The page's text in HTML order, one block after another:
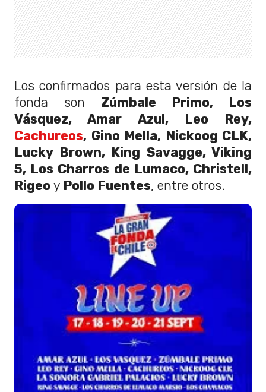
Los confirmados para esta versión de la
fonda son Zúmbale Primo, Los
Vásquez, Amar Azul, Leo Rey,
Cachureos, Gino Mella, Nickoog CLK,
Lucky Brown, King Savagge, Viking
5, Los Charros de Lumaco, Christell,
Rigeo y Pollo Fuentes, entre otros.